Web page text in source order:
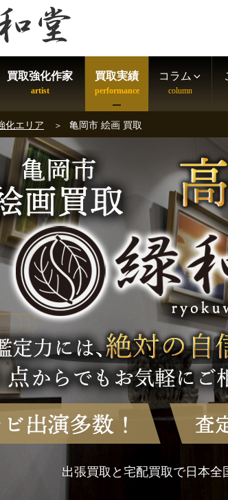
買取強化作家 買取実績 コラム
化エリア 亀岡市 絵画 買取
出張買取と宅配買取で日本全